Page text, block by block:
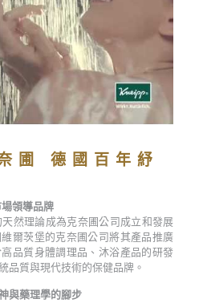
德國百年紓
領導品牌
然理論成為克奈圃公司成立和發展
爾茨堡的克奈圃公司將其產品推廣
品質身體調理品、沐浴產品的研發
品質與現代技術的保健品牌。
與藥理學的腳步